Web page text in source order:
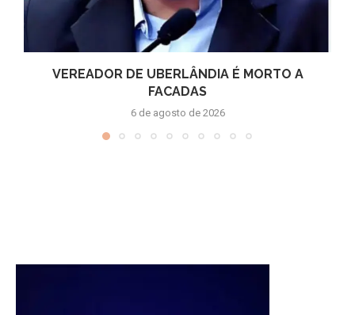
VEREADOR DE UBERLÂNDIA É MORTO A
FACADAS
6 de agosto de 2026